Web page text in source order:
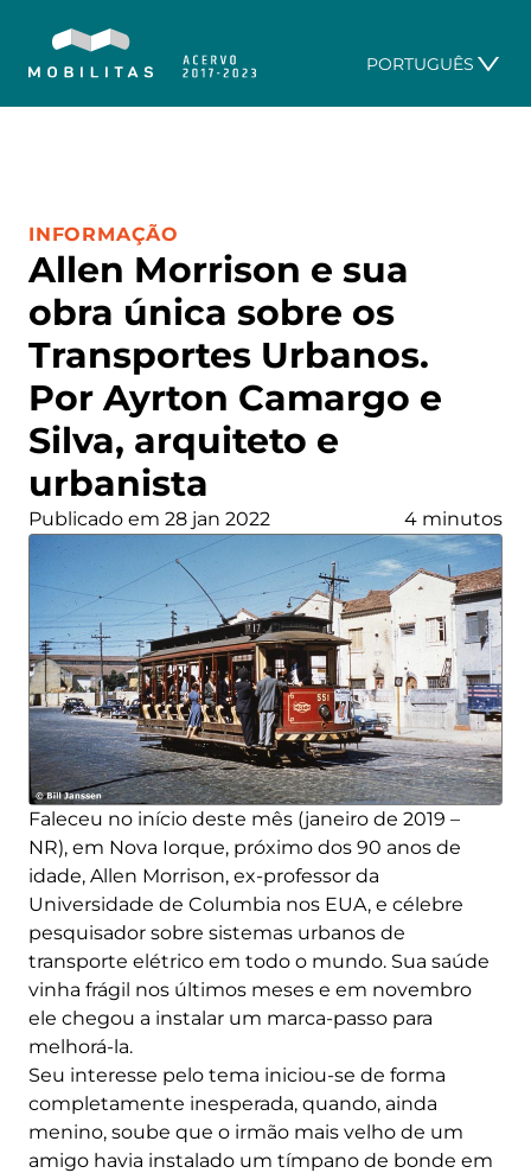
PORTUGUÊS
Allen Morrison e sua
obra única sobre os
Transportes Urbanos.
Por Ayrton Camargo e
Silva, arquiteto e
urbanista
CATEGORIA:
INFORMAÇÃO
Publicado em 28 jan 2022 4 minutos
Faleceu no início deste mês (janeiro de 2019 –
NR), em Nova Iorque, próximo dos 90 anos de
idade, Allen Morrison, ex-professor da
Universidade de Columbia nos EUA, e célebre
pesquisador sobre sistemas urbanos de
transporte elétrico em todo o mundo. Sua saúde
vinha frágil nos últimos meses e em novembro
ele chegou a instalar um marca-passo para
melhorá-la.
Seu interesse pelo tema iniciou-se de forma
completamente inesperada, quando, ainda
menino, soube que o irmão mais velho de um
amigo havia instalado um tímpano de bonde em